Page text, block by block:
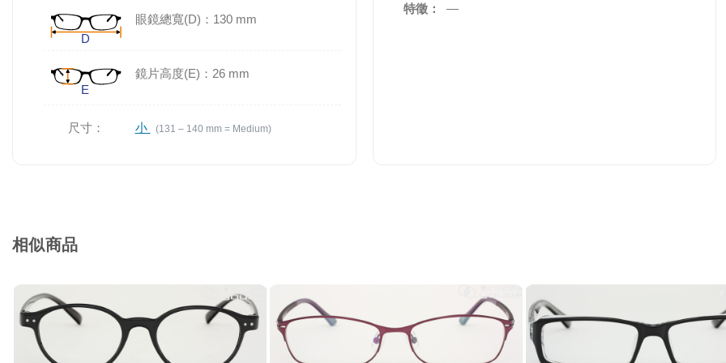
眼鏡總寬(D)：130 mm
鏡片高度(E)：26 mm
尺寸： 小 (131 – 140 mm = Medium)
特徵： —
相似商品